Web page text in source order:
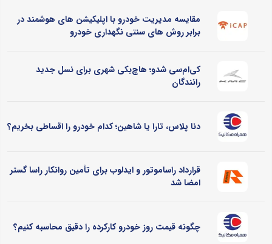
مقایسه مدیریت خودرو با اپلیکیشن های هوشمند در
برابر روش های سنتی نگهداری خودرو
کی‌ام‌سی شدو؛ هاچ‌بکی شهری برای نسل جدید
رانندگان
دنا پلاس، تارا یا شاهین؛ کدام خودرو را اقساطی بخریم؟
قرارداد راساموتور و ایدلوب برای تأمین روانکار راسا گستر
امضا شد
چگونه قیمت روز خودرو کارکرده را دقیق محاسبه کنیم؟